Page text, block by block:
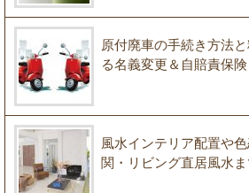
原付廃車の手続き方法
る名義変更＆自賠責保険
風水インテリア配置や
関・リビング直居風水